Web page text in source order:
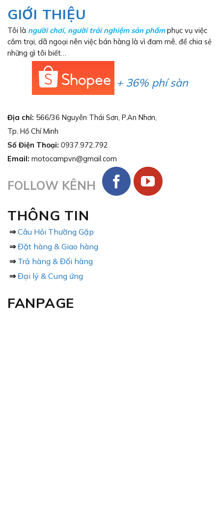
GIỚI THIỆU
Tôi là người chơi, người trải nghiệm sản phẩmphục vụ việc
cắm trại, dã ngoại nên việc bán hàng là vì đam mê, để chia sẻ
những gì tôi biết…
+ 36% phí sàn
Địa chỉ: 566/36 Nguyễn Thái Sơn, P.An Nhơn,
Tp. Hồ Chí Minh
Số Điện Thoại: 0937.972.792
Email: motocampvn@gmail.com
FOLLOW KÊNH
THÔNG TIN
⇒ Câu Hỏi Thường Gặp
⇒ Đặt hàng & Giao hàng
⇒ Trả hàng & Đổi hàng
⇒ Đại lý & Cung ứng
FANPAGE